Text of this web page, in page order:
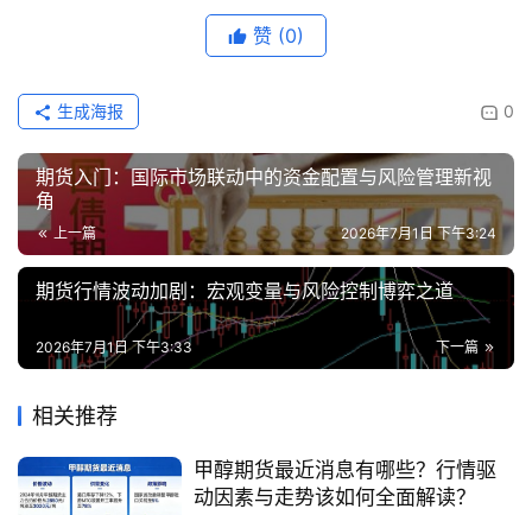
赞 (0)
0
生成海报
期货入门：国际市场联动中的资金配置与风险管理新视
角
上一篇 2026年7月1日 下午3:24
期货行情波动加剧：宏观变量与风险控制博弈之道
下一篇
2026年7月1日 下午3:33
相关推荐
甲醇期货最近消息有哪些？行情驱
动因素与走势该如何全面解读？